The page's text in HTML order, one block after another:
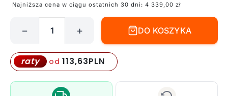
Najniższa cena w ciągu ostatnich 30 dni: 4 339,00 zł
wisząca
Bella
-
− + DO KOSZYKA
raty od 113,63PLN